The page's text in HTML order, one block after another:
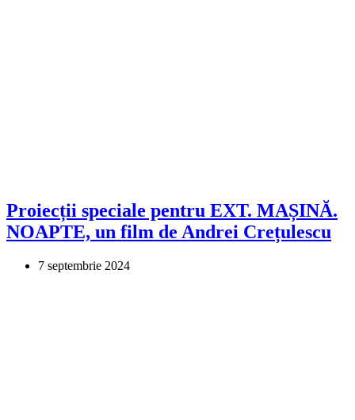
Proiecții speciale pentru EXT. MAȘINĂ.
NOAPTE, un film de Andrei Crețulescu
7 septembrie 2024